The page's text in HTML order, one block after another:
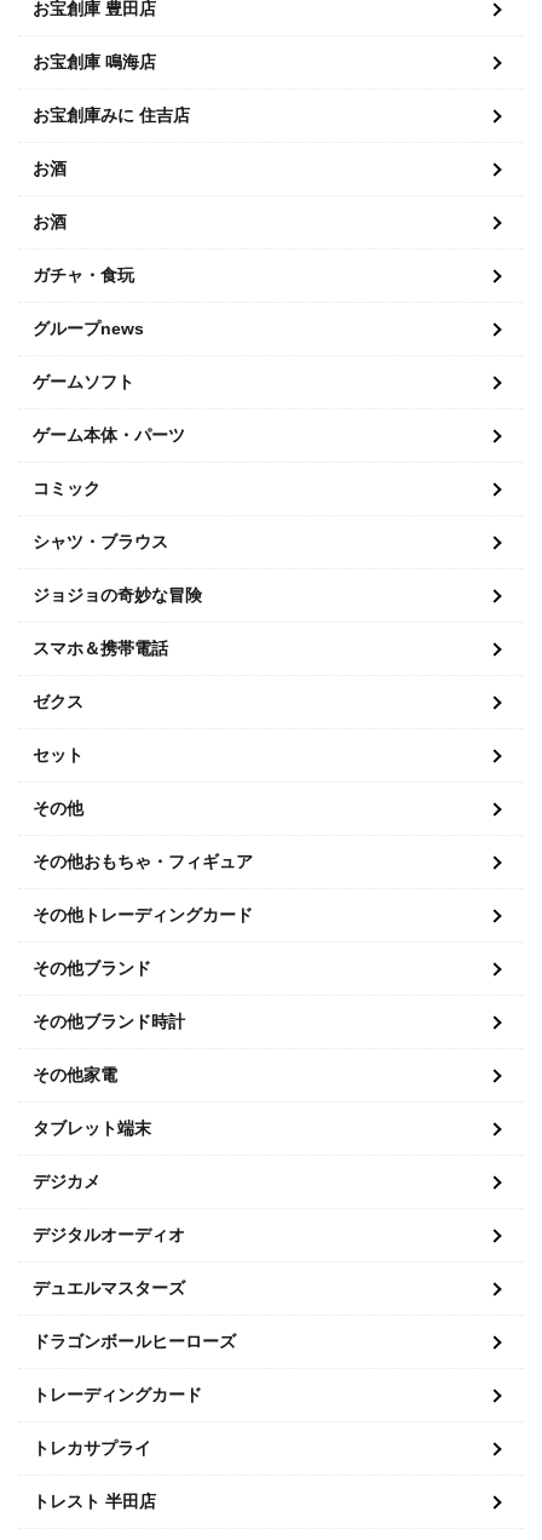
お宝創庫 豊田店
お宝創庫 鳴海店
お宝創庫みに 住吉店
お酒
お酒
ガチャ・食玩
グループnews
ゲームソフト
ゲーム本体・パーツ
コミック
シャツ・ブラウス
ジョジョの奇妙な冒険
スマホ＆携帯電話
ゼクス
セット
その他
その他おもちゃ・フィギュア
その他トレーディングカード
その他ブランド
その他ブランド時計
その他家電
タブレット端末
デジカメ
デジタルオーディオ
デュエルマスターズ
ドラゴンボールヒーローズ
トレーディングカード
トレカサプライ
トレスト 半田店